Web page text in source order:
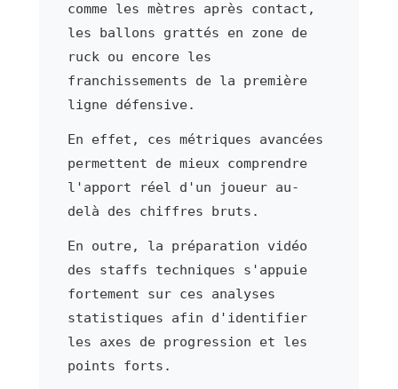
comme les mètres après contact,
les ballons grattés en zone de
ruck ou encore les
franchissements de la première
ligne défensive.
En effet, ces métriques avancées
permettent de mieux comprendre
l'apport réel d'un joueur au-
delà des chiffres bruts.
En outre, la préparation vidéo
des staffs techniques s'appuie
fortement sur ces analyses
statistiques afin d'identifier
les axes de progression et les
points forts.